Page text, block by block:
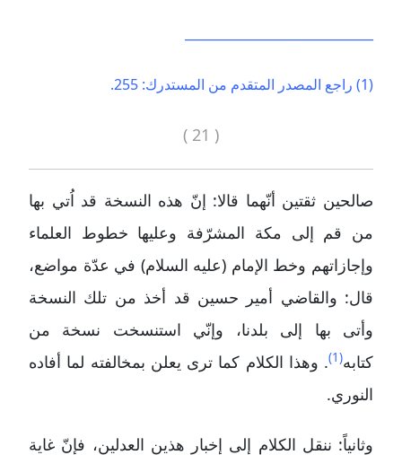
(1) راجع المصدر المتقدم من المستدرك: 255.
( 21 )
صالحين ثقتين أنّهما قالا: إنّ هذه النسخة قد اُتي بها
من قم إلى مكة المشرّفة وعليها خطوط العلماء
وإجازاتهم وخط الإمام (عليه السلام) في عدّة مواضع،
قال: والقاضي أمير حسين قد أخذ من تلك النسخة
وأتى بها إلى بلدنا، وإنّي استنسخت نسخة من
كتابه(1)
. وهذا الكلام كما ترى يعلن بمخالفته لما أفاده
النوري.
وثانياً: ننقل الكلام إلى إخبار هذين العدلين، فإنّ غاية